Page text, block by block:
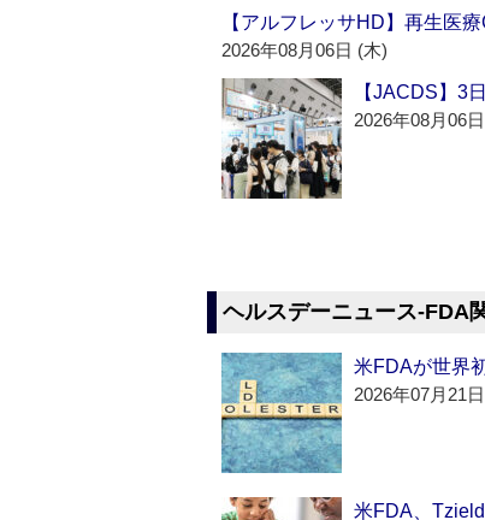
【アルフレッサHD】再生医
2026年08月06日 (木)
【JACDS】3
2026年08月06
ヘルスデーニュース‐FDA
米FDAが世界
2026年07月21
米FDA、